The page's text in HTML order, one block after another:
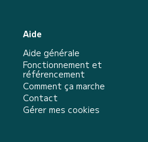
Aide
Aide générale
Fonctionnement et
référencement
Comment ça marche
Contact
Gérer mes cookies